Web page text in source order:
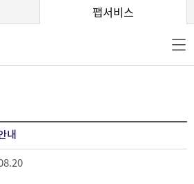
팹서비스
내